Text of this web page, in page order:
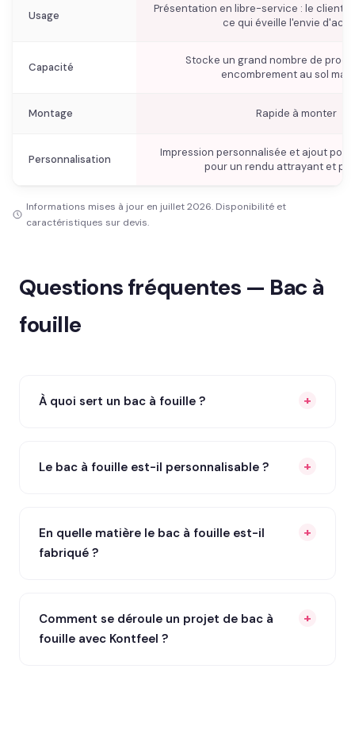
Usage
Présentation en libre-service : le client
ce qui éveille l'envie
Capacité
Stocke un grand nombre de
encombrement au sol
Montage Rapide à monter
Personnalisation
Impression personnalisée et ajout
pour un rendu attrayant et
Informations mises à jour en juillet 2026. Disponibilité et
caractéristiques sur devis.
Questions fréquentes — Bac à
fouille
À quoi sert un bac à fouille ?
Le bac à fouille est-il personnalisable ?
En quelle matière le bac à fouille est-il
fabriqué ?
Comment se déroule un projet de bac à
fouille avec Kontfeel ?